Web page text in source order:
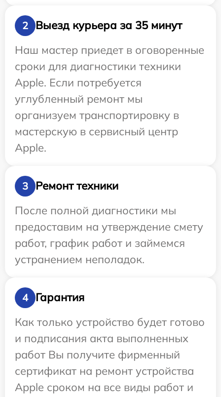
2
Выезд курьера за 35 минут
Наш мастер приедет в оговоренные
сроки для диагностики техники
Apple. Если потребуется
углубленный ремонт мы
организуем транспортировку в
мастерскую в сервисный центр
Apple.
3
Ремонт техники
После полной диагностики мы
предоставим на утверждение смету
работ, график работ и займемся
устранением неполадок.
4
Гарантия
Как только устройство будет готово
и подписания акта выполненных
работ Вы получите фирменный
сертификат на ремонт устройства
Apple сроком на все виды работ и